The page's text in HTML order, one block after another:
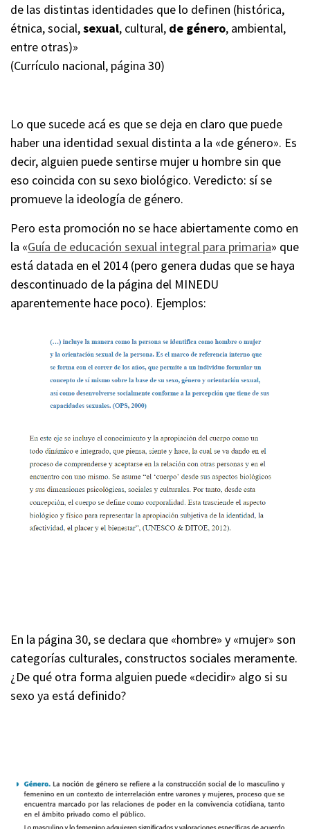
de las distintas identidades que lo definen (histórica,
étnica, social,sexual, cultural, de género, ambiental,
entre otras)»
(Currículo nacional, página 30)
Lo que sucede acá es que se deja en claro que puede
haber una identidad sexual distinta a la «de género». Es
decir, alguien puede sentirse mujer u hombre sin que
eso coincida con su sexo biológico. Veredicto: sí se
promueve la ideología de género.
Pero esta promoción no se hace abiertamente como en
la «Guía de educación sexual integral para primaria» que
está datada en el 2014 (pero genera dudas que se haya
descontinuado de la página del MINEDU
aparentemente hace poco). Ejemplos:
En la página 30, se declara que «hombre» y «mujer» son
categorías culturales, constructos sociales meramente.
¿De qué otra forma alguien puede «decidir» algo si su
sexo ya está definido?